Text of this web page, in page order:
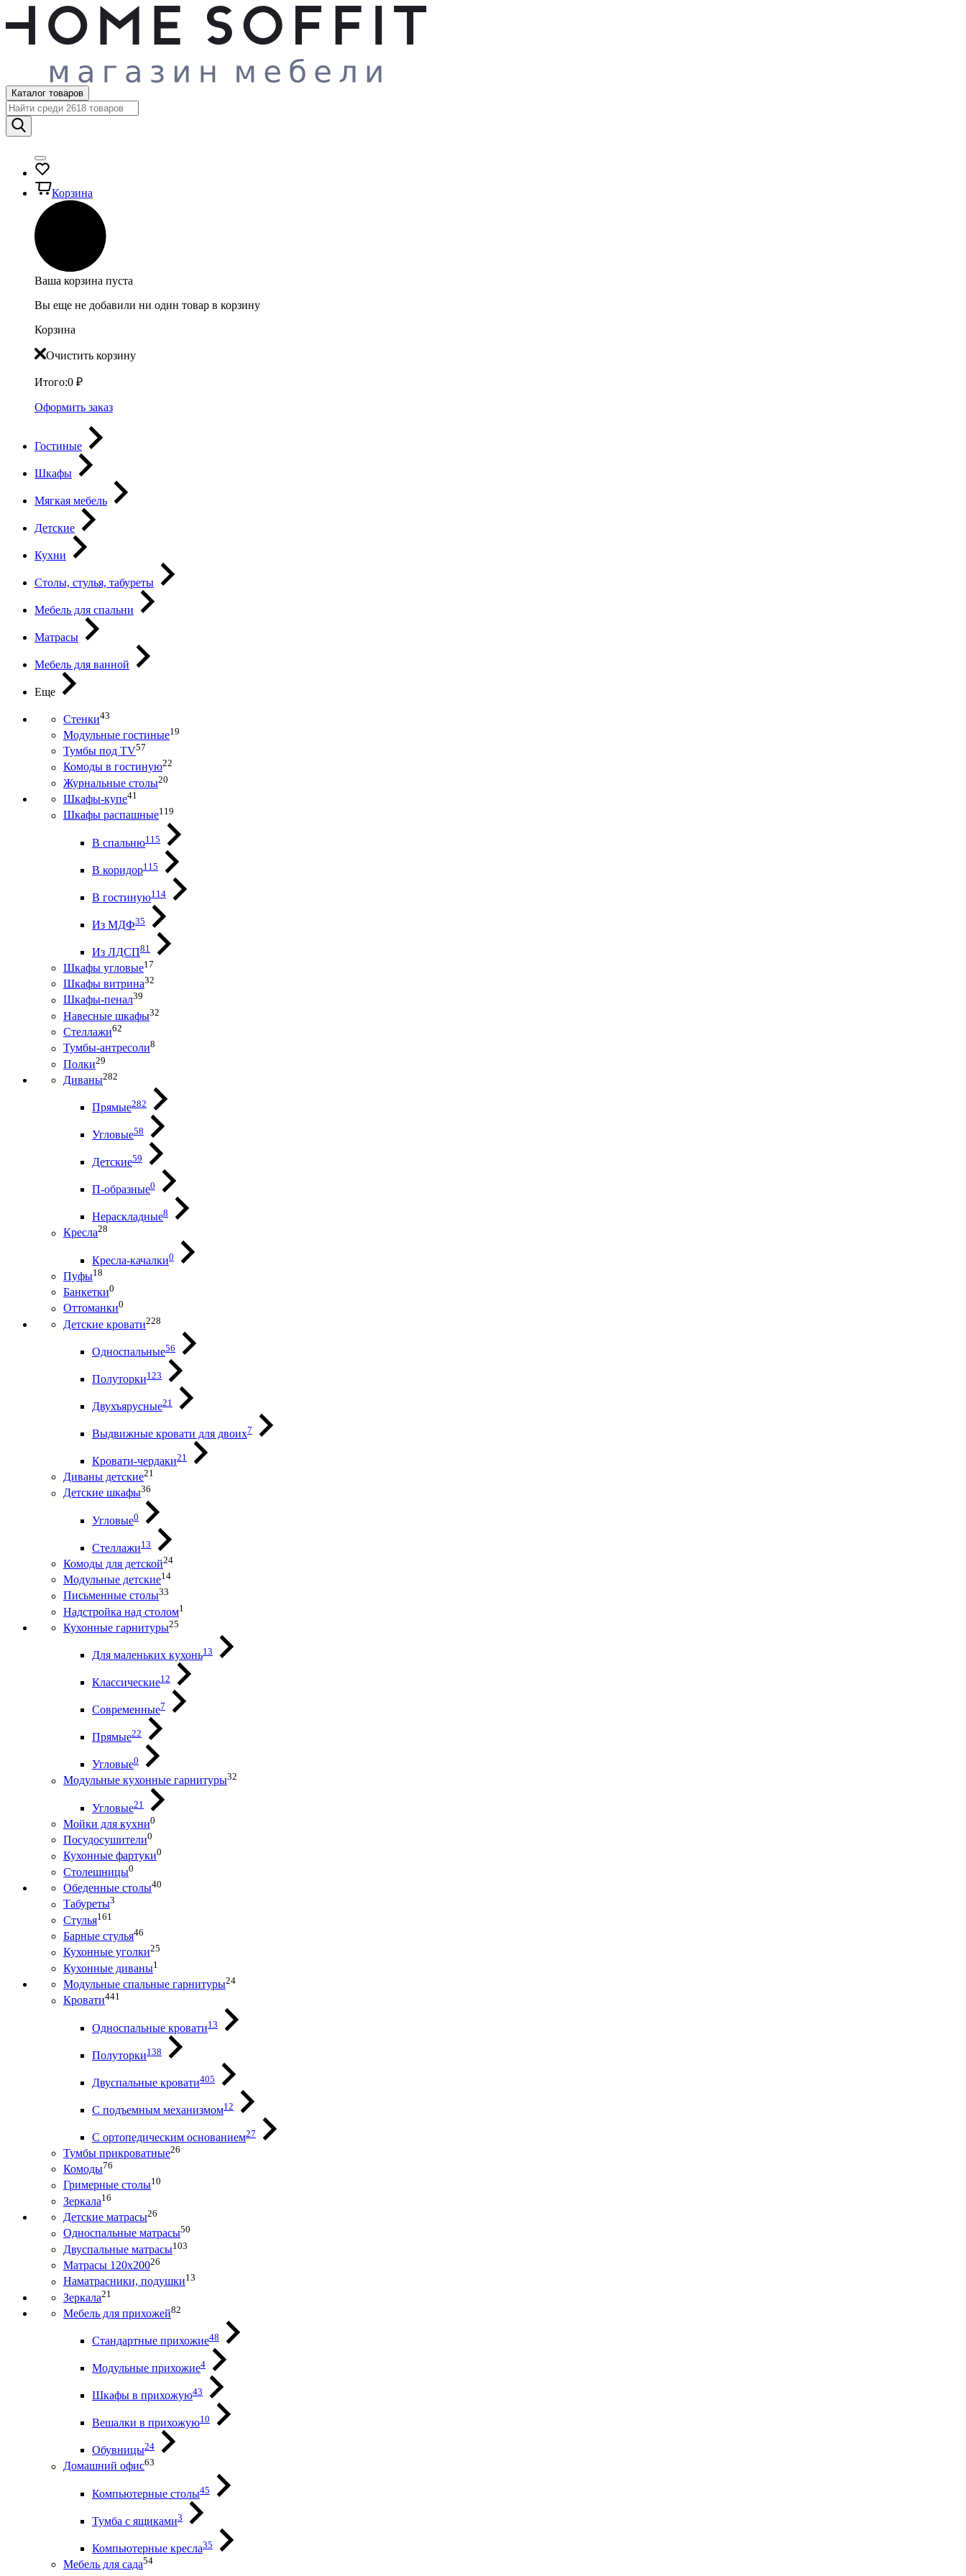
Каталог товаров
Корзина
Ваша корзина пуста
Вы еще не добавили ни один товар в корзину
Корзина
Очистить корзину
Итого:0 ₽
Оформить заказ
Гостиные
Шкафы
Мягкая мебель
Детские
Кухни
Столы, стулья, табуреты
Мебель для спальни
Матрасы
Мебель для ванной
Еще
Стенки43
Модульные гостиные19
Тумбы под ТV57
Комоды в гостиную22
Журнальные столы20
Шкафы-купе41
Шкафы распашные119
В спальню115
В коридор115
В гостиную114
Из МДФ35
Из ЛДСП81
Шкафы угловые17
Шкафы витрина32
Шкафы-пенал39
Навесные шкафы32
Стеллажи62
Тумбы-антресоли8
Полки29
Диваны282
Прямые282
Угловые58
Детские59
П-образные0
Нераскладные8
Кресла28
Кресла-качалки0
Пуфы18
Банкетки0
Оттоманки0
Детские кровати228
Односпальные56
Полуторки123
Двухъярусные21
Выдвижные кровати для двоих7
Кровати-чердаки21
Диваны детские21
Детские шкафы36
Угловые0
Стеллажи13
Комоды для детской24
Модульные детские14
Письменные столы33
Надстройка над столом1
Кухонные гарнитуры25
Для маленьких кухонь13
Классические12
Современные7
Прямые22
Угловые0
Модульные кухонные гарнитуры32
Угловые21
Мойки для кухни0
Посудосушители0
Кухонные фартуки0
Столешницы0
Обеденные столы40
Табуреты3
Стулья161
Барные стулья46
Кухонные уголки25
Кухонные диваны1
Модульные спальные гарнитуры24
Кровати441
Односпальные кровати13
Полуторки138
Двуспальные кровати405
С подъемным механизмом12
С ортопедическим основанием27
Тумбы прикроватные26
Комоды76
Гримерные столы10
Зеркала16
Детские матрасы26
Односпальные матрасы50
Двуспальные матрасы103
Матрасы 120х20026
Наматрасники, подушки13
Зеркала21
Мебель для прихожей82
Стандартные прихожие48
Модульные прихожие4
Шкафы в прихожую43
Вешалки в прихожую10
Обувницы24
Домашний офис63
Компьютерные столы45
Тумба с ящиками3
Компьютерные кресла35
Мебель для сада54